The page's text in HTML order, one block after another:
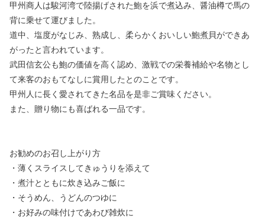
甲州商人は駿河湾で陸揚げされた鮑を浜で煮込み、醤油樽で馬の
背に乗せて運びました。
道中、塩度がなじみ、熟成し、柔らかくおいしい鮑煮貝ができあ
がったと言われています。
武田信玄公も鮑の価値を高く認め、激戦での栄養補給や名物とし
て来客のおもてなしに賞用したとのことです。
甲州人に長く愛されてきた名品を是非ご賞味ください。
また、贈り物にも喜ばれる一品です。
お勧めのお召し上がり方
・薄くスライスしてきゅうりを添えて
・煮汁とともに炊き込みご飯に
・そうめん、うどんのつゆに
・お好みの味付けであわび雑炊に